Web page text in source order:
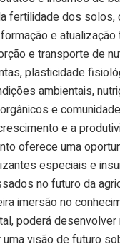
fertilidade dos
e
e transporte de
plasticidade
ambientais,
e
e a
oferece uma
especiais e
no futuro da
imersão no
poderá
visão de futuro